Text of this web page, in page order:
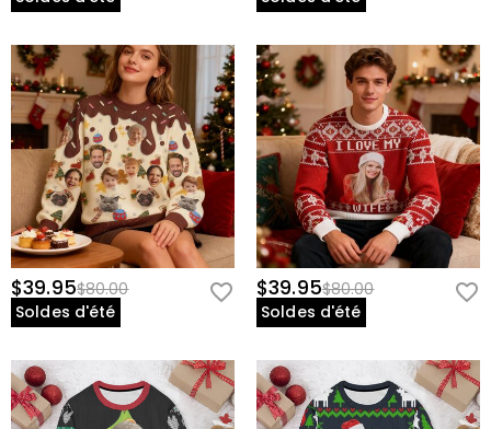
$39.95$80.00
Soldes d'été
$39.95$80.00
Soldes d'été